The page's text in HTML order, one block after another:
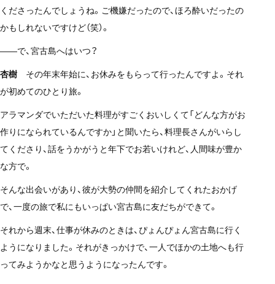
くださったんでしょうね。ご機嫌だったので、ほろ酔いだったの
かもしれないですけど（笑）。
——で、宮古島へはいつ？
杏樹 その年末年始に、お休みをもらって行ったんですよ。それ
が初めてのひとり旅。
アラマンダでいただいた料理がすごくおいしくて「どんな方がお
作りになられているんですか」と聞いたら、料理長さんがいらし
てくださり、話をうかがうと年下でお若いけれど、人間味が豊か
な方で。
そんな出会いがあり、彼が大勢の仲間を紹介してくれたおかげ
で、一度の旅で私にもいっぱい宮古島に友だちができて。
それから週末、仕事が休みのときは、ぴょんぴょん宮古島に行く
ようになりました。それがきっかけで、一人でほかの土地へも行
ってみようかなと思うようになったんです。